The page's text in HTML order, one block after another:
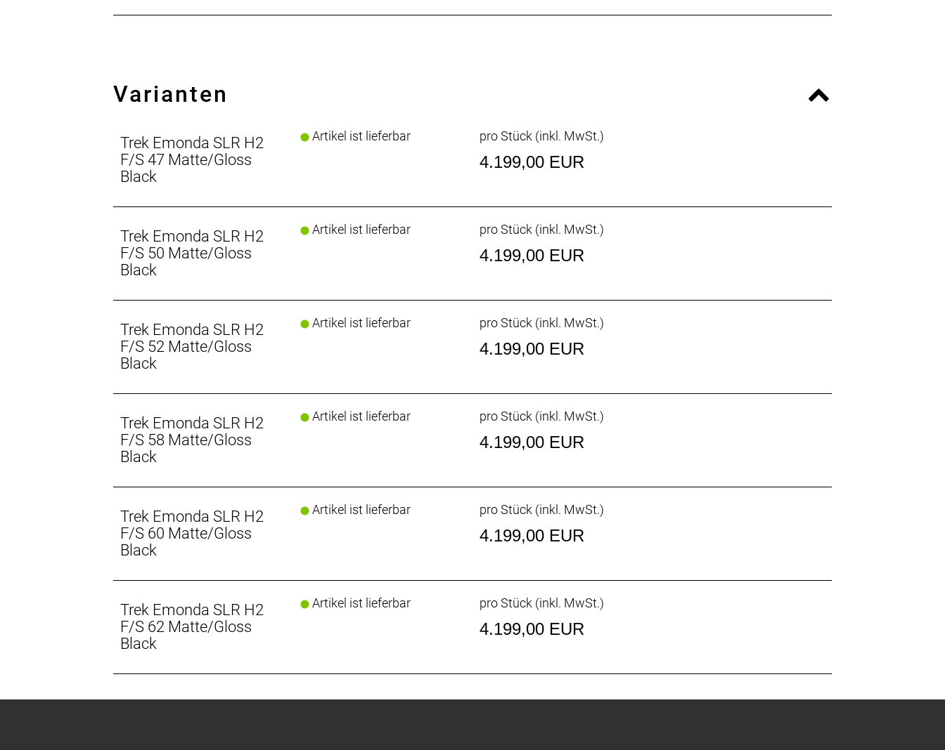
Rahmengrößen nur bei spezifischen Frauenmodellen angeboten. Nun bieten wir für jedes 2020er Émonda kleinere Größen und
mehr Farboptionen an. Kleinere Fahrer gleich welchen Geschlechts können nun unter allen Modellen dieser Performance-Linien
Warum machen wir das? So können wir alle
Varianten
Trek Emonda SLR H2
F/S 47 Matte/Gloss
Black
Artikel ist lieferbar pro Stück (inkl. MwSt.)
4.199,00 EUR
Trek Emonda SLR H2
F/S 50 Matte/Gloss
Black
Artikel ist lieferbar pro Stück (inkl. MwSt.)
4.199,00 EUR
Trek Emonda SLR H2
F/S 52 Matte/Gloss
Black
Artikel ist lieferbar pro Stück (inkl. MwSt.)
4.199,00 EUR
Trek Emonda SLR H2
F/S 58 Matte/Gloss
Black
Artikel ist lieferbar pro Stück (inkl. MwSt.)
4.199,00 EUR
Trek Emonda SLR H2
F/S 60 Matte/Gloss
Black
Artikel ist lieferbar pro Stück (inkl. MwSt.)
4.199,00 EUR
Trek Emonda SLR H2
F/S 62 Matte/Gloss
Black
Artikel ist lieferbar pro Stück (inkl. MwSt.)
4.199,00 EUR